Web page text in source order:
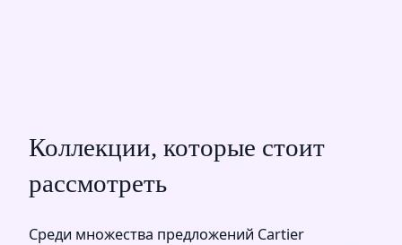
Коллекции, которые стоит
рассмотреть
Среди множества предложений Cartier